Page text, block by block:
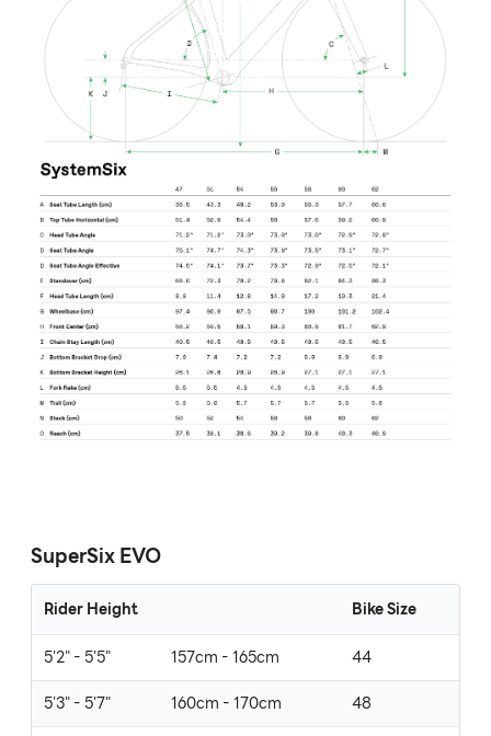
SuperSix EVO
Rider Height
Bike Size
5'2" - 5'5"
157cm - 165cm
44
5'3" - 5'7"
160cm - 170cm
48